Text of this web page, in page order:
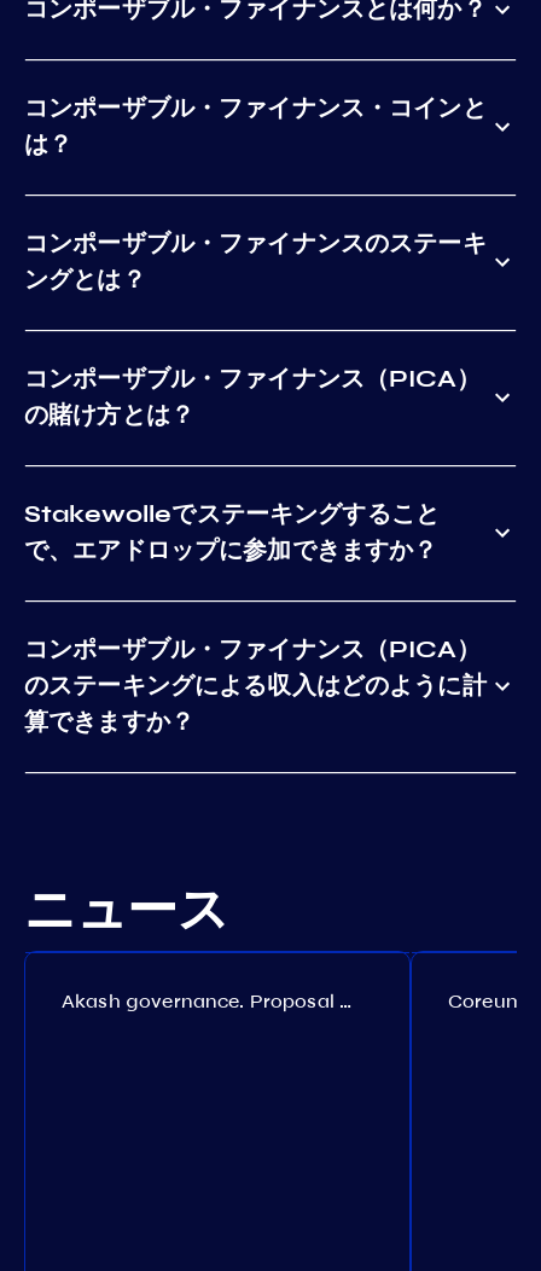
コンポーザブル・ファイナンスとは何か？
コンポーザブル・ファイナンス・コインと
は？
コンポーザブル・ファイナンスのステーキ
ングとは？
コンポーザブル・ファイナンス（PICA）
の賭け方とは？
Stakewolleでステーキングすること
で、エアドロップに参加できますか？
コンポーザブル・ファイナンス（PICA）
のステーキングによる収入はどのように計
算できますか？
ニュース
Akash governance. Proposal №308